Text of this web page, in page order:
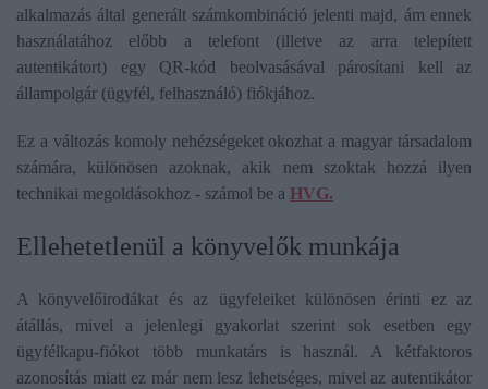
alkalmazás által generált számkombináció jelenti majd, ám ennek
használatához előbb a telefont (illetve az arra telepített
autentikátort) egy QR-kód beolvasásával párosítani kell az
állampolgár (ügyfél, felhasználó) fiókjához.
Ez a változás komoly nehézségeket okozhat a magyar társadalom
számára, különösen azoknak, akik nem szoktak hozzá ilyen
technikai megoldásokhoz - számol be a HVG.
Ellehetetlenül a könyvelők munkája
A könyvelőirodákat és az ügyfeleiket különösen érinti ez az
átállás, mivel a jelenlegi gyakorlat szerint sok esetben egy
ügyfélkapu-fiókot több munkatárs is használ. A kétfaktoros
azonosítás miatt ez már nem lesz lehetséges, mivel az autentikátor